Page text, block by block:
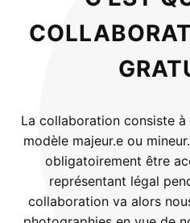
La collaboration consiste
modèle majeur.e ou
obligatoirement être
représentant légal
collaboration va alors